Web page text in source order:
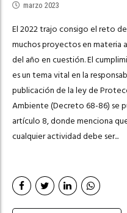
marzo 2023
El 2022 trajo consigo el reto
muchos proyectos en materia
del año en cuestión. El
es un tema vital en la
publicación de la ley de
Ambiente (Decreto 68-86) se
artículo 8, donde menciona
cualquier actividad debe ser...